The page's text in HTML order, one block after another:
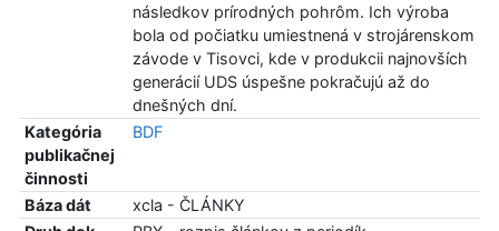
následkov prírodných pohrôm. Ich výroba
bola od počiatku umiestnená v strojárenskom
závode v Tisovci, kde v produkcii najnovších
generácií UDS úspešne pokračujú až do
dnešných dní.
Kategória
publikačnej
činnosti
BDF
Báza dát
xcla - ČLÁNKY